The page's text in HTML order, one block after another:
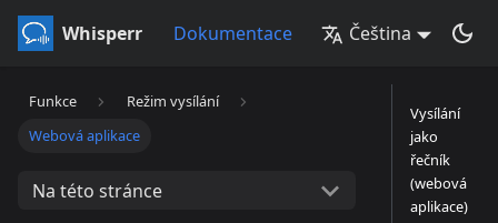
Whisperr Dokumentace Čeština
Funkce
Režim vysílání
Webová aplikace
Na této stránce
Vysílání
jako
řečník
(webová
aplikace)